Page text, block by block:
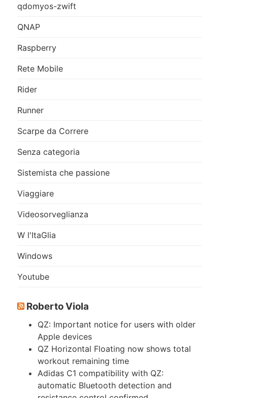
qdomyos-zwift
QNAP
Raspberry
Rete Mobile
Rider
Runner
Scarpe da Correre
Senza categoria
Sistemista che passione
Viaggiare
Videosorveglianza
W l'ItaGlia
Windows
Youtube
Roberto Viola
QZ: Important notice for users with older
Apple devices
QZ Horizontal Floating now shows total
workout remaining time
Adidas C1 compatibility with QZ:
automatic Bluetooth detection and